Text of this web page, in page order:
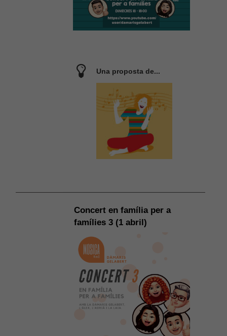
Una proposta de...
Concert en família per a
famílies 3 (1 abril)